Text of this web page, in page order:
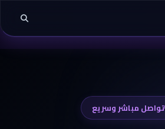
تواصل مباشر وسريع